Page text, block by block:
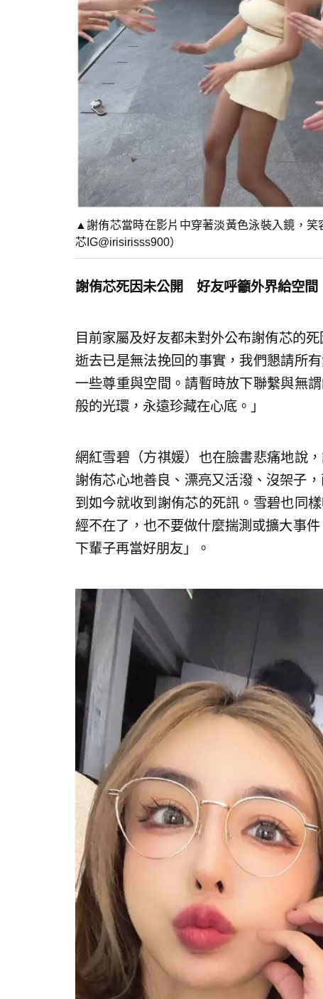
▲謝侑芯當時在影片中穿著淡黃色泳裝入鏡，
芯IG@irisirisss900）
謝侑芯死因未公開 好友呼籲外界給空間
目前家屬及好友都未對外公布謝侑芯的
逝去已是無法挽回的事實，我們懇請所
一些尊重與空間。請暫時放下聯繫與無
般的光環，永遠珍藏在心底。」
網紅雪碧（方祺媛）也在臉書悲痛地說
謝侑芯心地善良、漂亮又活潑、沒架子
到如今就收到謝侑芯的死訊。雪碧也同
經不在了，也不要做什麼揣測或擴大事
下輩子再當好朋友」。